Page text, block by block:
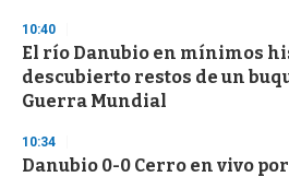
10:40
El río Danubio en mínimos
descubierto restos de un
Guerra Mundial
10:34
Danubio 0-0 Cerro en vivo